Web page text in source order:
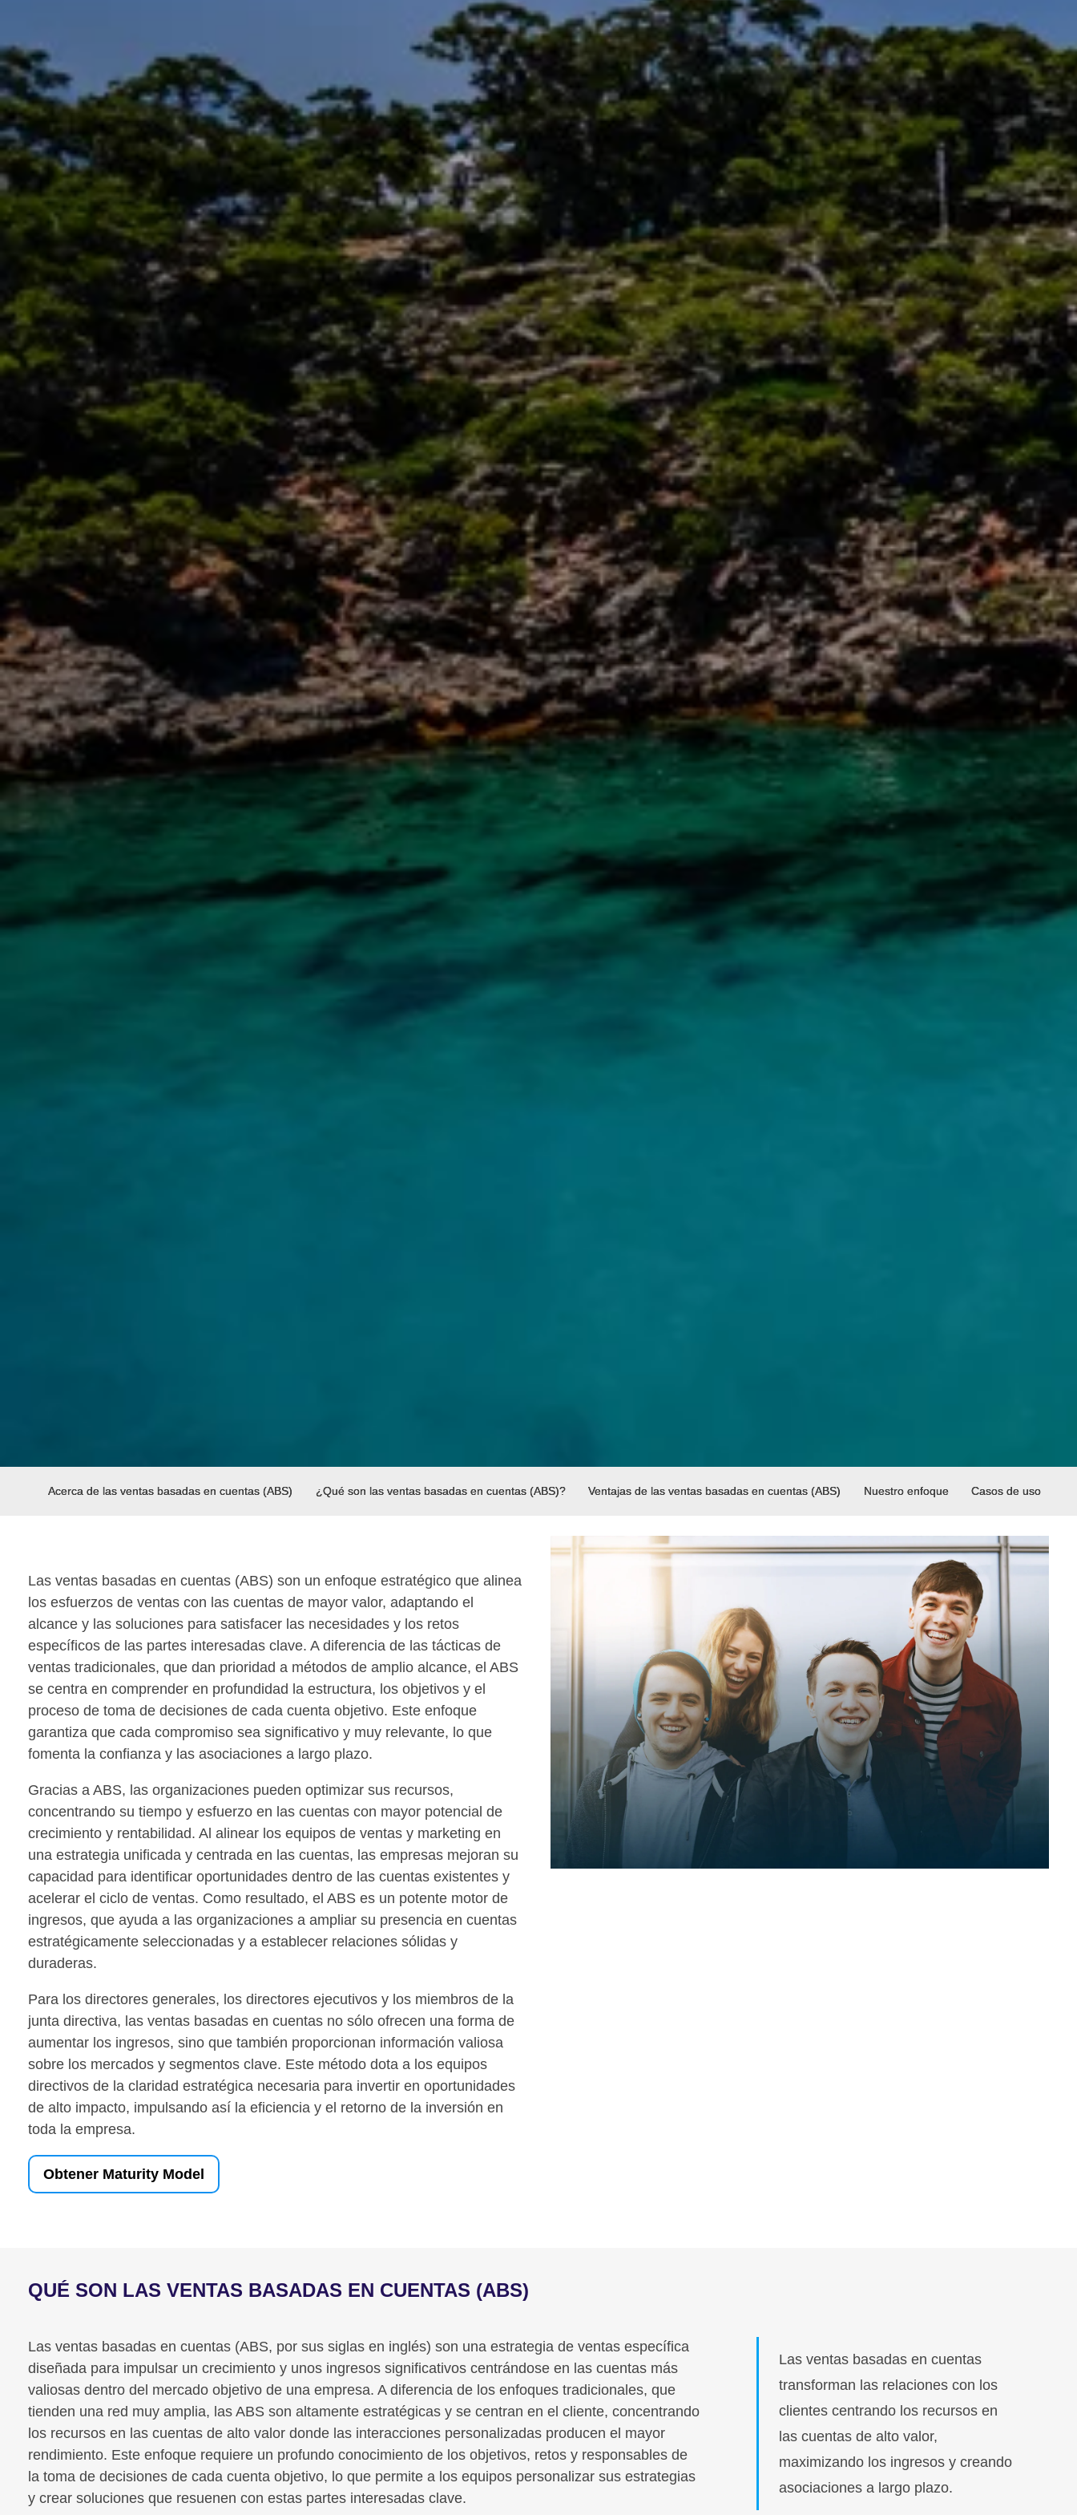
Acerca de las ventas basadas en cuentas (ABS) ¿Qué son las ventas basadas en cuentas (ABS)? Ventajas de las ventas basadas en cuentas (ABS) Nuestro enfoque Casos de uso
Las ventas basadas en cuentas (ABS) son un enfoque estratégico que alinea
los esfuerzos de ventas con las cuentas de mayor valor, adaptando el
alcance y las soluciones para satisfacer las necesidades y los retos
específicos de las partes interesadas clave. A diferencia de las tácticas de
ventas tradicionales, que dan prioridad a métodos de amplio alcance, el ABS
se centra en comprender en profundidad la estructura, los objetivos y el
proceso de toma de decisiones de cada cuenta objetivo. Este enfoque
garantiza que cada compromiso sea significativo y muy relevante, lo que
fomenta la confianza y las asociaciones a largo plazo.
Gracias a ABS, las organizaciones pueden optimizar sus recursos,
concentrando su tiempo y esfuerzo en las cuentas con mayor potencial de
crecimiento y rentabilidad. Al alinear los equipos de ventas y marketing en
una estrategia unificada y centrada en las cuentas, las empresas mejoran su
capacidad para identificar oportunidades dentro de las cuentas existentes y
acelerar el ciclo de ventas. Como resultado, el ABS es un potente motor de
ingresos, que ayuda a las organizaciones a ampliar su presencia en cuentas
estratégicamente seleccionadas y a establecer relaciones sólidas y
duraderas.
Para los directores generales, los directores ejecutivos y los miembros de la
junta directiva, las ventas basadas en cuentas no sólo ofrecen una forma de
aumentar los ingresos, sino que también proporcionan información valiosa
sobre los mercados y segmentos clave. Este método dota a los equipos
directivos de la claridad estratégica necesaria para invertir en oportunidades
de alto impacto, impulsando así la eficiencia y el retorno de la inversión en
toda la empresa.
Obtener Maturity Model
QUÉ SON LAS VENTAS BASADAS EN CUENTAS (ABS)
Las ventas basadas en cuentas (ABS, por sus siglas en inglés) son una estrategia de ventas específica
diseñada para impulsar un crecimiento y unos ingresos significativos centrándose en las cuentas más
valiosas dentro del mercado objetivo de una empresa. A diferencia de los enfoques tradicionales, que
tienden una red muy amplia, las ABS son altamente estratégicas y se centran en el cliente, concentrando
los recursos en las cuentas de alto valor donde las interacciones personalizadas producen el mayor
rendimiento. Este enfoque requiere un profundo conocimiento de los objetivos, retos y responsables de
la toma de decisiones de cada cuenta objetivo, lo que permite a los equipos personalizar sus estrategias
y crear soluciones que resuenen con estas partes interesadas clave.
Las ventas basadas en cuentas
transforman las relaciones con los
clientes centrando los recursos en
las cuentas de alto valor,
maximizando los ingresos y creando
asociaciones a largo plazo.